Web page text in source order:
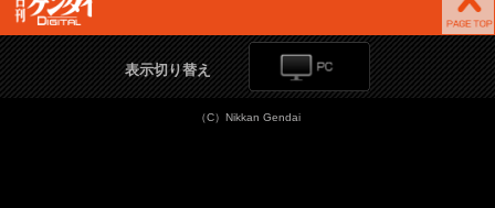
表示切り替え
（C）Nikkan Gendai